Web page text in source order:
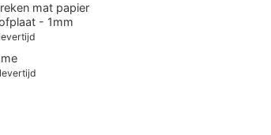
mat papier
- 1mm